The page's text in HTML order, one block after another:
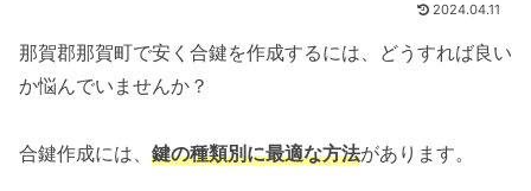
2024.04.11
那賀郡那賀町で安く合鍵を作成するには、どうすれば良い
か悩んでいませんか？
合鍵作成には、 鍵の種類別に最適な方法があります。